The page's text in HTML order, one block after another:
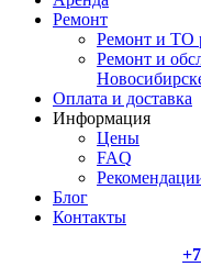
Ремонт
Ремонт и ТО
Ремонт и
Оплата и доставка
Информация
Цены
FAQ
Блог
Контакты